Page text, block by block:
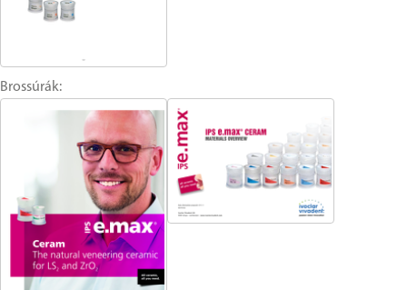
Brossúrák: